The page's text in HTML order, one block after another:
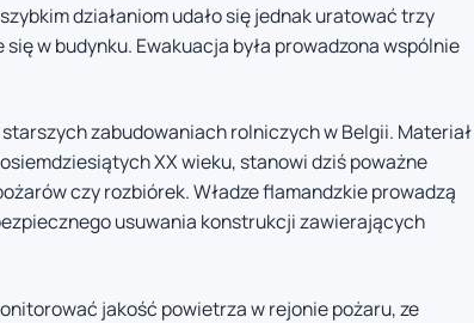
działaniom udało się jednak uratować trzy
w budynku. Ewakuacja była prowadzona wspólnie
zabudowaniach rolniczych w Belgii. Materiał
XX wieku, stanowi dziś poważne
czy rozbiórek. Władze flamandzkie prowadzą
usuwania konstrukcji zawierających
jakość powietrza w rejonie pożaru, ze